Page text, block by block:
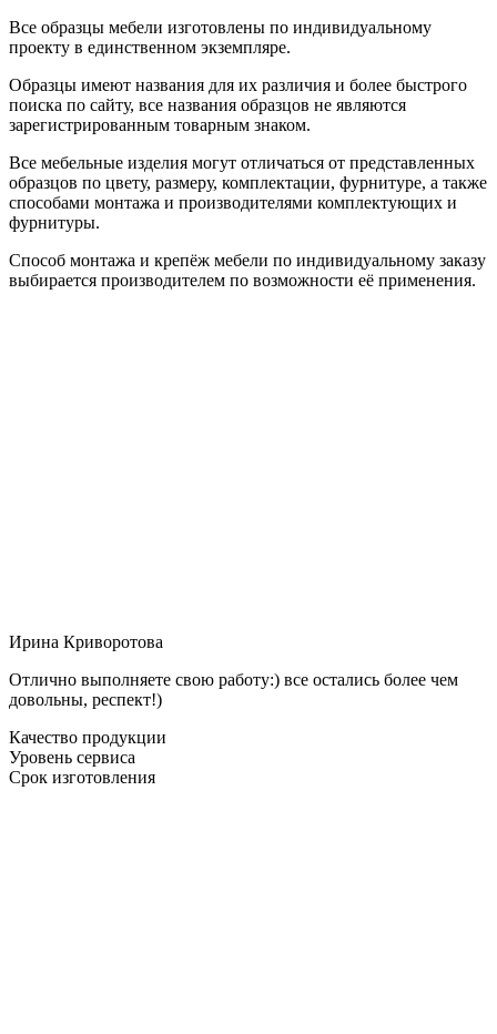
Все образцы мебели изготовлены по индивидуальному
проекту в единственном экземпляре.
Образцы имеют названия для их различия и более быстрого
поиска по сайту, все названия образцов не являются
зарегистрированным товарным знаком.
Все мебельные изделия могут отличаться от представленных
образцов по цвету, размеру, комплектации, фурнитуре, а также
способами монтажа и производителями комплектующих и
фурнитуры.
Способ монтажа и крепёж мебели по индивидуальному заказу
выбирается производителем по возможности её применения.
Ирина Криворотова
Отлично выполняете свою работу:) все остались более чем
довольны, респект!)
Качество продукции
Уровень сервиса
Срок изготовления